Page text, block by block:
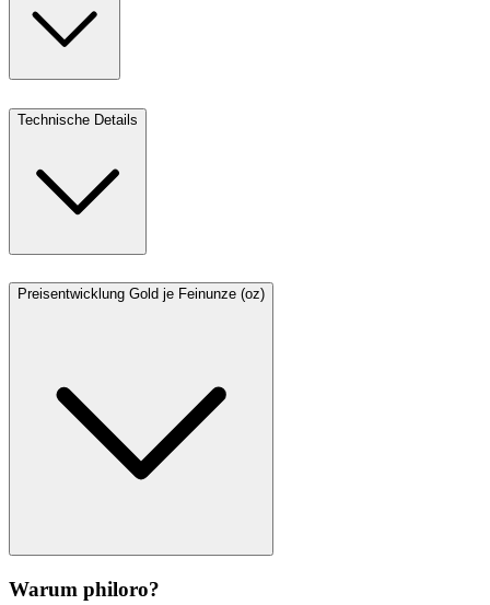
Technische Details
Preisentwicklung Gold je Feinunze (oz)
Warum philoro?